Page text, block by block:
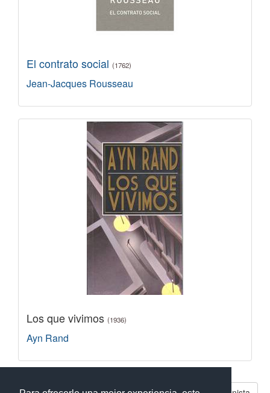
El contrato social (1762)
Jean-Jacques Rousseau
Los que vivimos (1936)
Ayn Rand